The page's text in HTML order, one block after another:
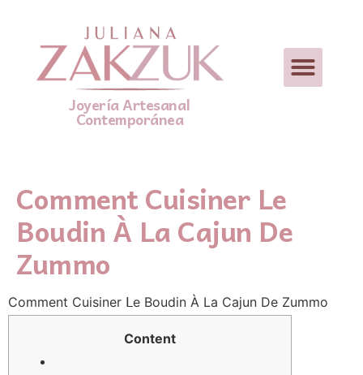
Joyería Artesanal
Contemporánea
Comment Cuisiner Le
Boudin À La Cajun De
Zummo
Comment Cuisiner ᒪe Boudin À La Cajun Ⅾe Zummo
Content